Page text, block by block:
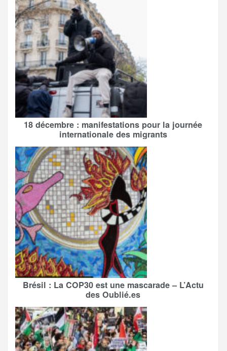
18 décembre : manifestations pour la journée
internationale des migrants
Brésil : La COP30 est une mascarade – L’Actu
des Oublié.es